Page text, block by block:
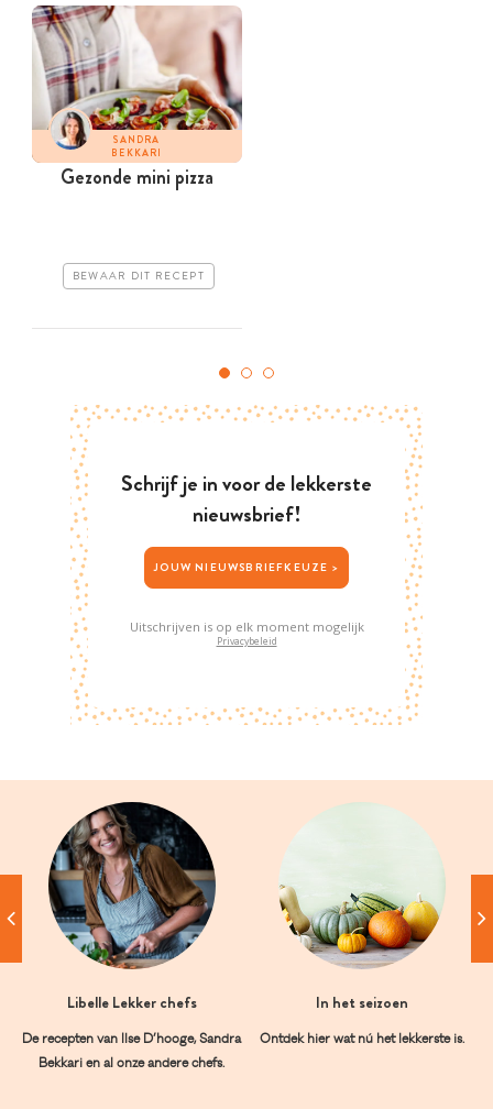
SANDRA
BEKKARI
Gezonde mini pizza
BEWAAR DIT RECEPT
Schrijf je in voor de lekkerste
nieuwsbrief!
JOUW NIEUWSBRIEFKEUZE >
Uitschrijven is op elk moment mogelijk
Privacybeleid
Libelle Lekker chefs
De recepten van Ilse D’hooge, Sandra
Bekkari en al onze andere chefs.
In het seizoen
Ontdek hier wat nú het lekkerste is.